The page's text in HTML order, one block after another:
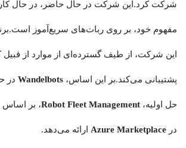
شرکت کرد.این شرکت در حال حاضر، در حال
مفهوم خود، بر روی ربات‌های سریع‌آموز
این شرکت، از طیف گسترده‌ای از موارد از
پشتیبانی می‌کند.بر این اساس، Wandelbots در
حل اولیه، Robot Fleet Management، بر اساس
در ارائه می‌دهد.